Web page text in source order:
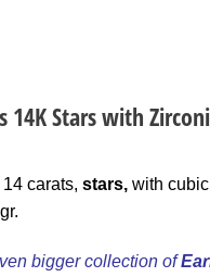
14K Stars with
14 carats, stars, with
bigger collection of